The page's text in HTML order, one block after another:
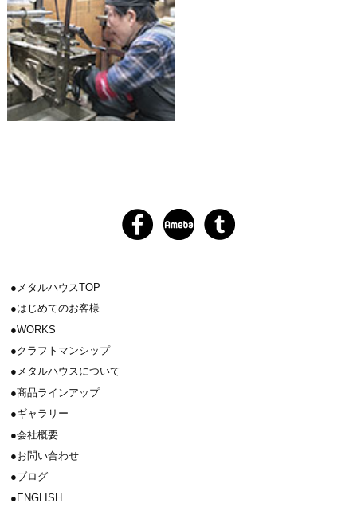
メタルハウスTOP
はじめてのお客様
WORKS
クラフトマンシップ
メタルハウスについて
商品ラインアップ
ギャラリー
会社概要
お問い合わせ
ブログ
ENGLISH